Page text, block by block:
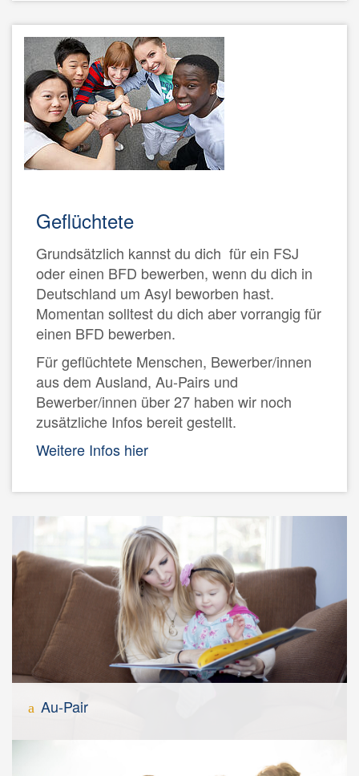
Geflüchtete
Grundsätzlich kannst du dich für ein FSJ
oder einen BFD bewerben, wenn du dich in
Deutschland um Asyl beworben hast.
Momentan solltest du dich aber vorrangig für
einen BFD bewerben.
Für geflüchtete Menschen, Bewerber/innen
aus dem Ausland, Au-Pairs und
Bewerber/innen über 27 haben wir noch
zusätzliche Infos bereit gestellt.
Weitere Infos hier
Au-Pair